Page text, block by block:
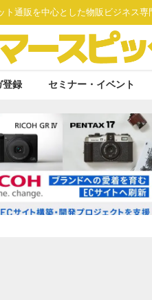
ト通販を中心とした物販ビジネス専
登録 セミナー・イベント